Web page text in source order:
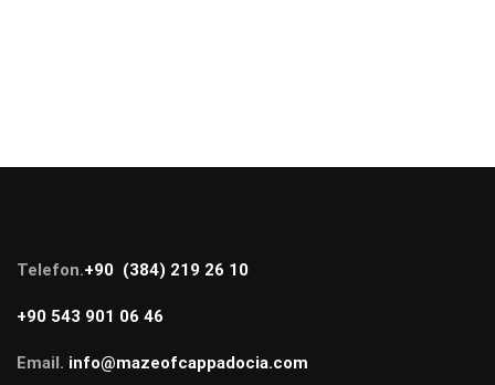
Telefon.+90 (384) 219 26 10
+90 543 901 06 46
Email. info@mazeofcappadocia.com